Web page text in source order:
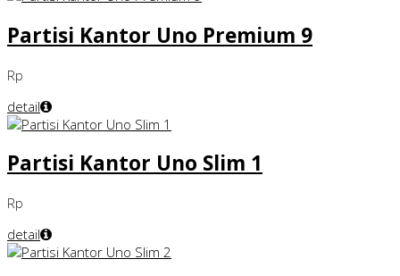
Partisi Kantor Uno Premium 9
Rp
detail
Partisi Kantor Uno Slim 1
Rp
detail